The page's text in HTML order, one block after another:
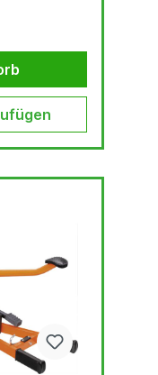
bar.
werden,
Technische...